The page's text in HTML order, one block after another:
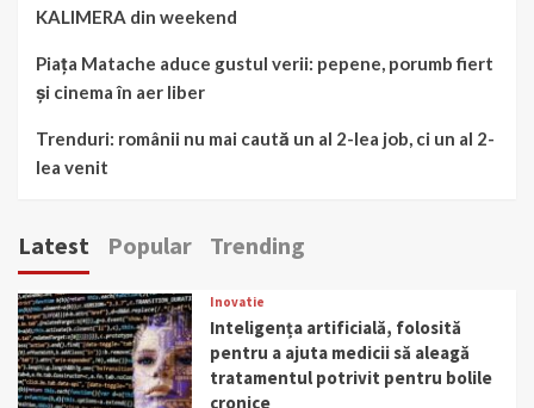
KALIMERA din weekend
Piața Matache aduce gustul verii: pepene, porumb fiert
și cinema în aer liber
Trenduri: românii nu mai caută un al 2-lea job, ci un al 2-
lea venit
Latest Popular Trending
Inovatie
Inteligența artificială, folosită
pentru a ajuta medicii să aleagă
tratamentul potrivit pentru bolile
cronice